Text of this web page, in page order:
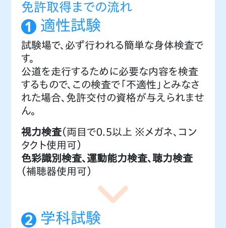
免許取得までの流れ
適性試験
試験場で、必ず行われる簡単な身体検査で
す。
公道を走行するために必要な内容を検査
するもので、この検査で「不適性」とみなさ
れた場合、免許交付の資格が与えられませ
ん。
視力検査（両目で０.５以上 ※メガネ、コン
タクト使用可）
色彩識別検査、運動能力検査、聴力検査
（補聴器使用可）
学科試験